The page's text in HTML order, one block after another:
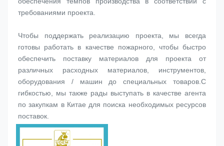
требованиями проекта.
Чтобы поддержать реализацию проекта, мы всегда
готовы работать в качестве пожарного, чтобы быстро
обеспечить поставку материалов для проекта от
различных расходных материалов, инструментов,
оборудования / машин до специальных товаров.С
гибкостью, мы также рады выступать в качестве агента
по закупкам в Китае для поиска необходимых ресурсов
поставок.